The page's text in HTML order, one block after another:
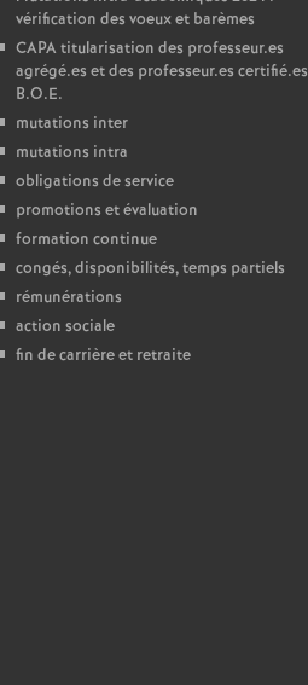
vérification des voeux et barèmes
CAPAtitularisation des professeur.es
agrégé.es et des professeur.es certifié.es
B.O.E.
mutations inter
mutations intra
obligations de service
promotions et évaluation
formation continue
congés, disponibilités, temps partiels
rémunérations
action sociale
fin de carrière et retraite